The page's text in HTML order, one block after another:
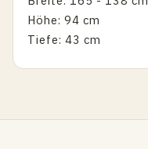
Höhe: 94 cm
Tiefe: 43 cm